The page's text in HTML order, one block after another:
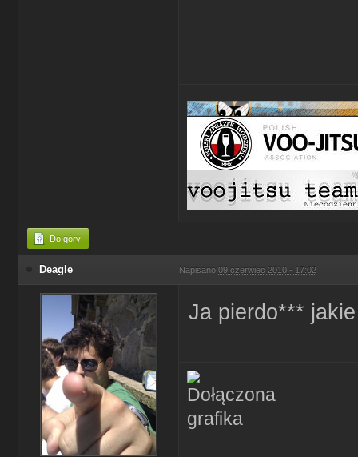
Do góry
Deagle Napisano 09 czerwiec 2010 - 17:02
Ja pierdo***